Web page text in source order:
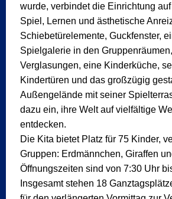
wurde, verbindet die Einrichtung
Spiel, Lernen und ästhetische
Schiebetürelemente, Guckfenster,
Spielgalerie in den
Verglasungen, eine Kinderküche,
Kindertüren und das großzügig
Außengelände mit seiner
dazu ein, ihre Welt auf vielfältige
entdecken.
Die Kita bietet Platz für 75 Kinder,
Gruppen: Erdmännchen, Giraffen
Öffnungszeiten sind von 7:30 Uhr
Insgesamt stehen 18